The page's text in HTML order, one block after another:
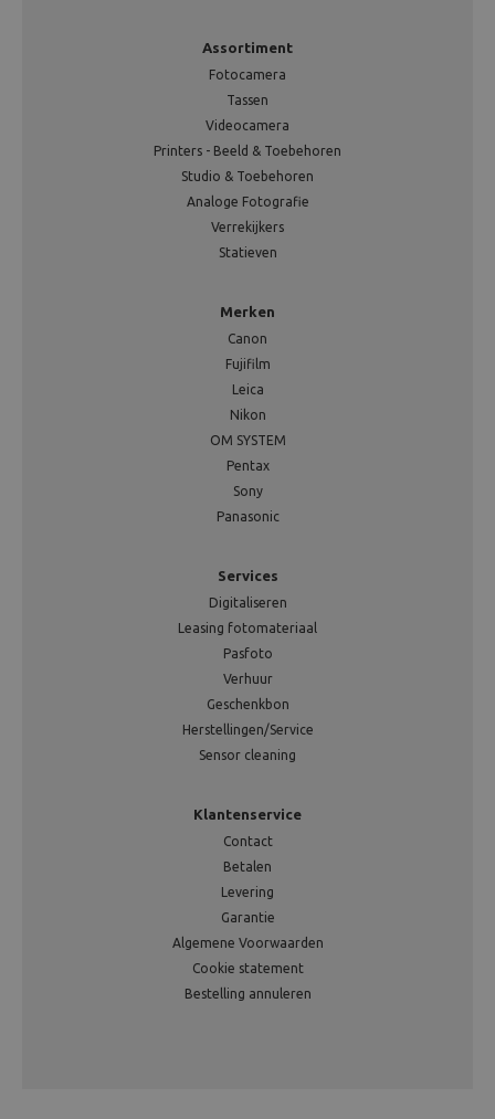
Assortiment
Fotocamera
Tassen
Videocamera
Printers - Beeld & Toebehoren
Studio & Toebehoren
Analoge Fotografie
Verrekijkers
Statieven
Merken
Canon
Fujifilm
Leica
Nikon
OM SYSTEM
Pentax
Sony
Panasonic
Services
Digitaliseren
Leasing fotomateriaal
Pasfoto
Verhuur
Geschenkbon
Herstellingen/Service
Sensor cleaning
Klantenservice
Contact
Betalen
Levering
Garantie
Algemene Voorwaarden
Cookie statement
Bestelling annuleren